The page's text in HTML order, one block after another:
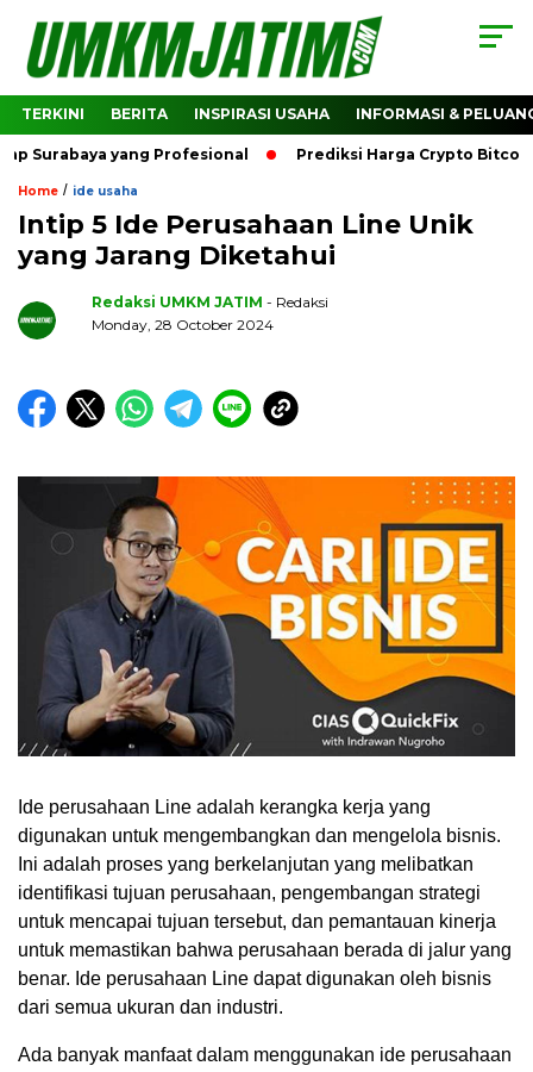
TERKINI BERITA INSPIRASI USAHA INFORMASI &
yang Profesional Prediksi Harga Crypto Bitcoin:
Home / ide usaha
Intip 5 Ide Perusahaan Line Unik
yang Jarang Diketahui
Redaksi UMKM JATIM - Redaksi
Monday, 28 October 2024
Ide perusahaan Line adalah kerangka kerja yang
digunakan untuk mengembangkan dan mengelola bisnis.
Ini adalah proses yang berkelanjutan yang melibatkan
identifikasi tujuan perusahaan, pengembangan strategi
untuk mencapai tujuan tersebut, dan pemantauan kinerja
untuk memastikan bahwa perusahaan berada di jalur yang
benar. Ide perusahaan Line dapat digunakan oleh bisnis
dari semua ukuran dan industri.
Ada banyak manfaat dalam menggunakan ide perusahaan